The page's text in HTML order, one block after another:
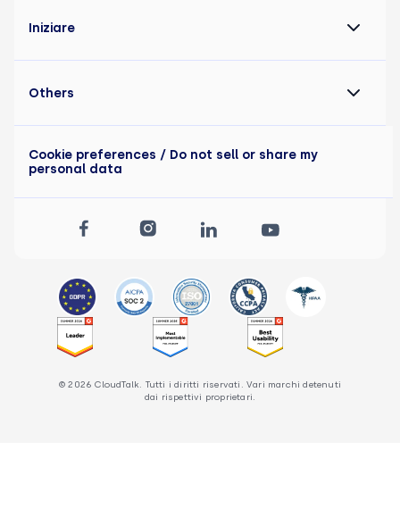
Iniziare
© 2026 CloudTalk. Tutti i diritti riservati. Vari marchi detenuti
dai rispettivi proprietari.
Others
Cookie preferences / Do not sell or share my
personal data